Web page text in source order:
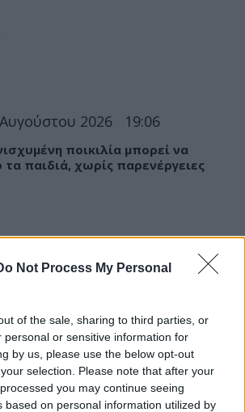
Not Process My Personal
of the sale, sharing to third parties, or
personal or sensitive information for
by us, please use the below opt-out
selection. Please note that after your
you may continue seeing
based on personal information utilized by
2026 19:06
ποικιλία μπορεί να
τα παιδιά, χωρίς παρενέργειες
από Γ.Ν. Ρόδου: Νέες προσλήψεις
2026 17:01